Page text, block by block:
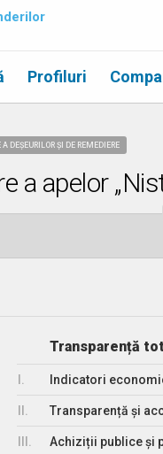
Profiluri
DEȘEURILOR ȘI DE REMEDIERE
a apelor
Transparență
Indicatori
Transparență și
Achiziții publice și